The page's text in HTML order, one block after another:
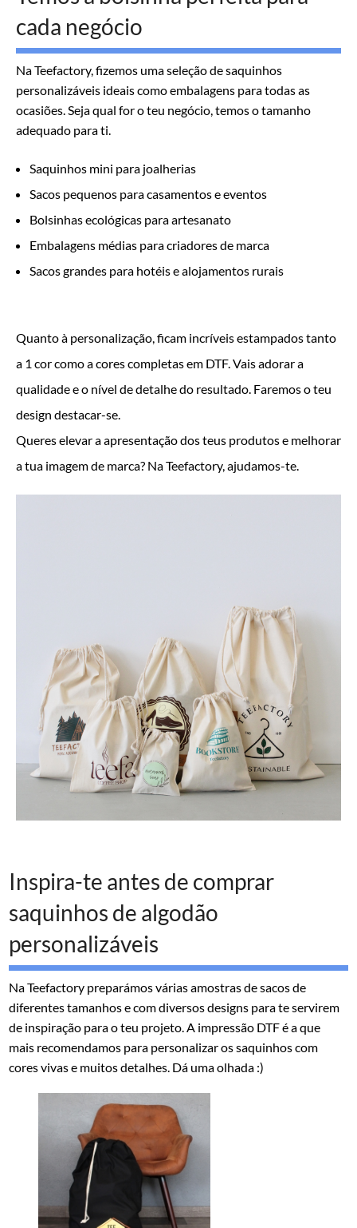
cada negócio
Na Teefactory, fizemos uma seleção de saquinhos
personalizáveis ideais como embalagens para todas as
ocasiões. Seja qual for o teu negócio, temos o tamanho
adequado para ti.
Saquinhos mini para joalherias
Sacos pequenos para casamentos e eventos
Bolsinhas ecológicas para artesanato
Embalagens médias para criadores de marca
Sacos grandes para hotéis e alojamentos rurais
Quanto à personalização, ficam incríveis estampados tanto
a 1 cor como a cores completas em DTF. Vais adorar a
qualidade e o nível de detalhe do resultado. Faremos o teu
design destacar-se.
Queres elevar a apresentação dos teus produtos e melhorar
a tua imagem de marca? Na Teefactory, ajudamos-te.
Inspira-te antes de comprar
saquinhos de algodão
personalizáveis
Na Teefactory preparámos várias amostras de sacos de
diferentes tamanhos e com diversos designs para te servirem
de inspiração para o teu projeto. A impressão DTF é a que
mais recomendamos para personalizar os saquinhos com
cores vivas e muitos detalhes. Dá uma olhada :)